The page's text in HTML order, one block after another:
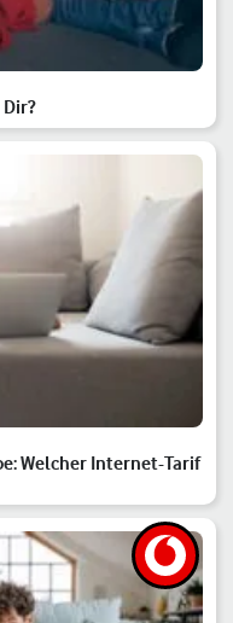
Welcher Internet-Tarif